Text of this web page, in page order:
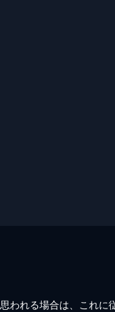
われる場合は、これに